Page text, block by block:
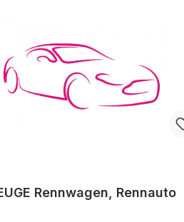
Rennwagen, Rennauto